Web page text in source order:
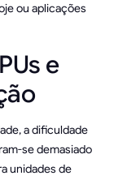
ou aplicações
e
a dificuldade
se demasiado
unidades de